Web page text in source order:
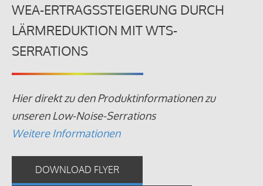
WEA-ERTRAGSSTEIGERUNG DURCH
LÄRMREDUKTION MIT WTS-
SERRATIONS
Hier direkt zu den Produktinformationen zu
unseren Low-Noise-Serrations
Weitere Informationen
DOWNLOAD FLYER